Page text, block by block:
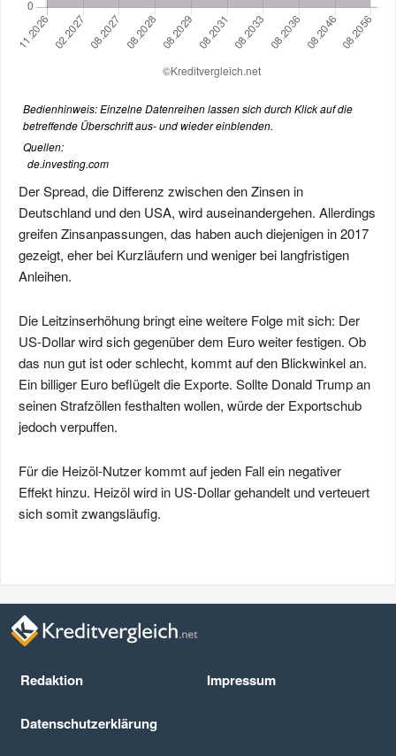
Bedienhinweis: Einzelne Datenreihen lassen sich durch Klick auf die
betreffende Überschrift aus- und wieder einblenden.
Quellen:
de.investing.com
Der Spread, die Differenz zwischen den Zinsen in
Deutschland und den USA, wird auseinandergehen. Allerdings
greifen Zinsanpassungen, das haben auch diejenigen in 2017
gezeigt, eher bei Kurzläufern und weniger bei langfristigen
Anleihen.
Die Leitzinserhöhung bringt eine weitere Folge mit sich: Der
US-Dollar wird sich gegenüber dem Euro weiter festigen. Ob
das nun gut ist oder schlecht, kommt auf den Blickwinkel an.
Ein billiger Euro beflügelt die Exporte. Sollte Donald Trump an
seinen Strafzöllen festhalten wollen, würde der Exportschub
jedoch verpuffen.
Für die Heizöl-Nutzer kommt auf jeden Fall ein negativer
Effekt hinzu. Heizöl wird in US-Dollar gehandelt und verteuert
sich somit zwangsläufig.
Redaktion Impressum
Datenschutz­erklärung